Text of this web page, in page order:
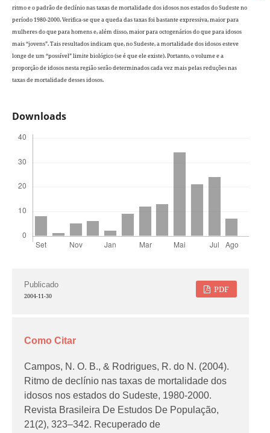
ritmo e o padrão de declínio nas taxas de mortalidade dos idosos nos estados do Sudeste no
período 1980-2000. Verifica-se que a queda das taxas foi bastante expressiva, maior para
mulheres do que para homens e, além disso, maior para octogenários do que para idosos
mais “jovens”. Tais resultados indicam que, no Sudeste, a mortalidade dos idosos esteve
longe de um “possível” limite biológico (se é que ele existe). Portanto, o volume e a
proporção de idosos nesta região serão determinados cada vez mais pelas reduções nas
taxas de mortalidade desses idosos.
Downloads
PDF
Publicado
2004-11-30
Como Citar
Campos, N. O. B., & Rodrigues, R. do N. (2004).
Ritmo de declínio nas taxas de mortalidade dos
idosos nos estados do Sudeste, 1980-2000.
Revista Brasileira De Estudos De População,
21(2), 323–342. Recuperado de